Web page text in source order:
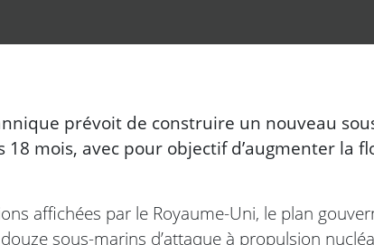
prévoit de construire un nouveau
18 mois, avec pour objectif d’augmenter la
affichées par le Royaume-Uni, le plan
douze sous-marins d’attaque à propulsion